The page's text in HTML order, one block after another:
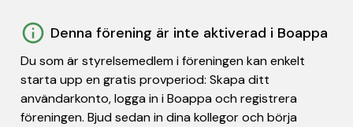
Denna förening är inte aktiverad i Boappa
Du som är styrelsemedlem i föreningen kan enkelt
starta upp en gratis provperiod: Skapa ditt
användarkonto, logga in i Boappa och registrera
föreningen. Bjud sedan in dina kollegor och börja